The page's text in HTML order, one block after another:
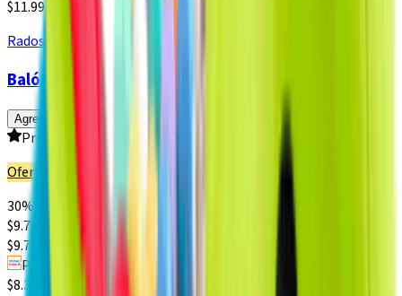
$11.990 x un
Radost
Balón Pilates 75 cm
Agregar
Producto sin calificar
Oferta
30% dcto.
$9.793 $ 13.990
$9.793 x un
Paga $8.394
$8.394 x un